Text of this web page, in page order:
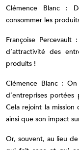
Clémence Blanc :
consommer les
Françoise
d’attractivité des
produits !
Clémence Blanc :
d’entreprises
Cela rejoint la
ainsi que son impact
Or, souvent, au lieu